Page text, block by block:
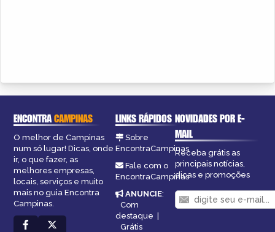
ENCONTRACAMPINAS
O melhor de Campinas
num só lugar! Dicas, onde
ir, o que fazer, as
melhores empresas,
locais, serviços e muito
mais no guia Encontra
Campinas.
LINKS RÁPIDOS
Sobre
EncontraCampinas
Fale com o
EncontraCampinas
ANUNCIE:
Com
destaque |
Grátis
NOVIDADES POR E-
MAIL
Receba grátis as
principais notícias,
dicas e promoções